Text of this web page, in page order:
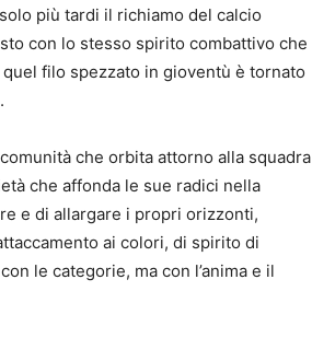
più tardi il richiamo del calcio
con lo stesso spirito combattivo che
filo spezzato in gioventù è tornato
che orbita attorno alla squadra
che affonda le sue radici nella
e di allargare i propri orizzonti,
ai colori, di spirito di
le categorie, ma con l’anima e il